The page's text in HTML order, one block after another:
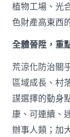
植物工場、光
色財產高東西
全體晉陞，重
荒涼化防治關
區域成長、村
謀選擇的動身
康、可連續、
辦事人類；加